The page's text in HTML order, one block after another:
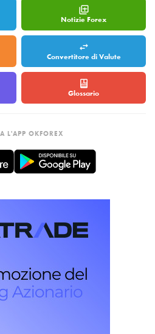
Notizie Forex
Convertitore di Valute
Glossario
L'APP OKFOREX